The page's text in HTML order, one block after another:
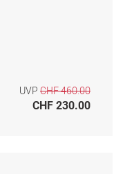
UVP CHF 460.00
CHF 230.00